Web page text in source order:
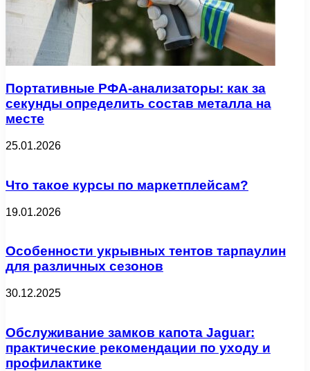
Портативные РФА-анализаторы: как за
секунды определить состав металла на
месте
25.01.2026
Что такое курсы по маркетплейсам?
19.01.2026
Особенности укрывных тентов тарпаулин
для различных сезонов
30.12.2025
Обслуживание замков капота Jaguar:
практические рекомендации по уходу и
профилактике